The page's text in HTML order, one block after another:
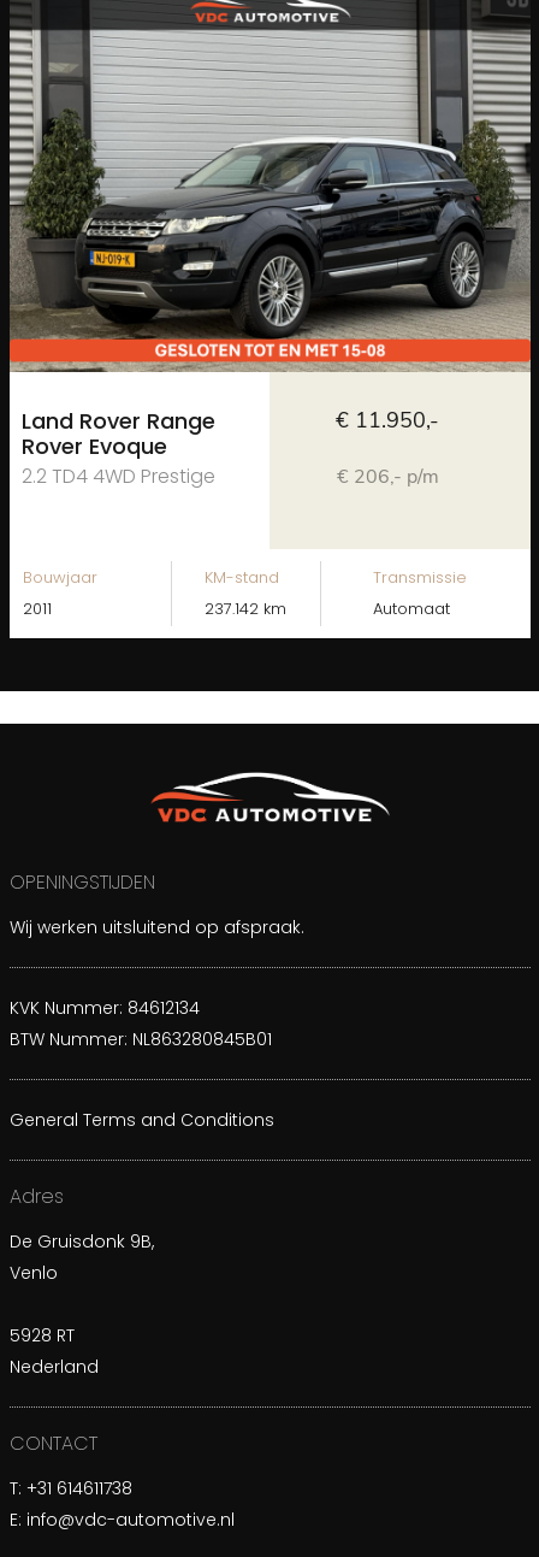
Land Rover Range
Rover Evoque
2.2 TD4 4WD Prestige
€ 11.950,-
€ 206,- p/m
Bouwjaar
2011
KM-stand
237.142 km
Transmissie
Automaat
OPENINGSTIJDEN
Wij werken uitsluitend op afspraak.
KVK Nummer: 84612134
BTW Nummer: NL863280845B01
General Terms and Conditions
Adres
De Gruisdonk 9B,
Venlo
5928 RT
Nederland
CONTACT
T: +31 614611738
E: info@vdc-automotive.nl